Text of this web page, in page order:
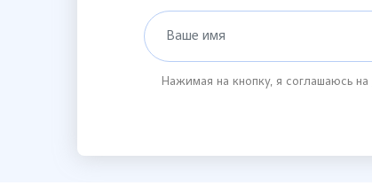
Ваше имя
Нажимая на кнопку, я соглашаюсь на